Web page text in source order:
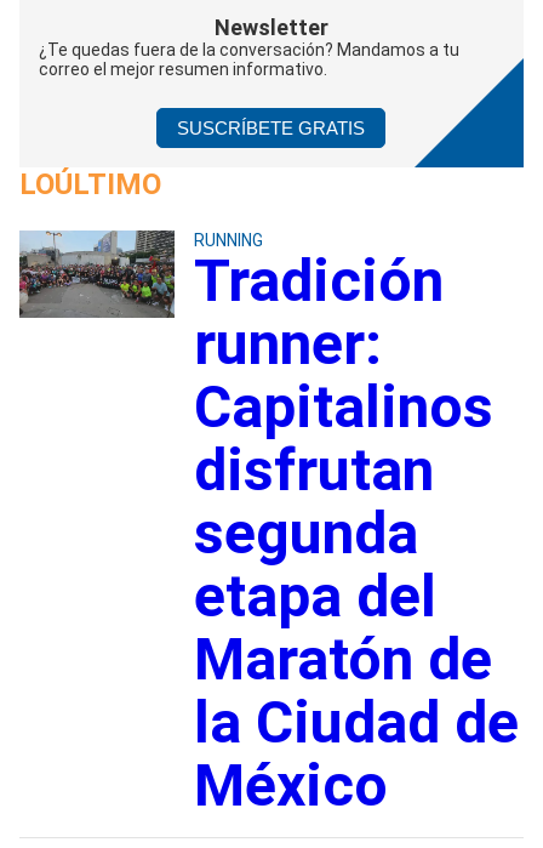
Newsletter
¿Te quedas fuera de la conversación? Mandamos a tu
correo el mejor resumen informativo.
SUSCRÍBETE GRATIS
LOÚLTIMO
RUNNING
Tradición
runner:
Capitalinos
disfrutan
segunda
etapa del
Maratón de
la Ciudad de
México